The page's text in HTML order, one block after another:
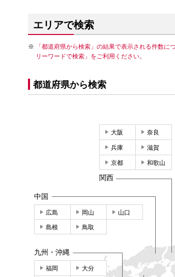
エリアで検索
「都道府県から検索」の結果で表示される件数
リーワードで検索」をご利用ください。
都道府県から検索
大阪 奈良
兵庫 滋賀
京都 和歌山
関西
中国
広島 岡山 山口
島根 鳥取
九州・沖縄
福岡 大分